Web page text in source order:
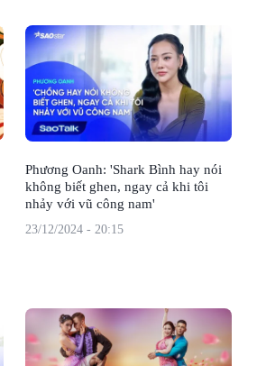
Phương Oanh: 'Shark Bình hay nói
không biết ghen, ngay cả khi tôi
nhảy với vũ công nam'
23/12/2024 - 20:15